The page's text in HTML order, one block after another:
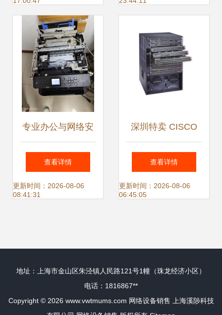
图书推介
互联网销售新潮流
专业办公与网络安
防解决方案 一站式
服务商的价值
查看详情
更新时间：2026-08-06
08:41:31
深圳特卖 CISCO
WS-C6509-NEB-A
交换机以3.6万价格
查看详情
更新时间：2026-08-06
06:45:05
地址：上海市金山区朱泾镇人民路121号1幢（珠龙经济小区）
电话：1816867**
Copyright © 2026 www.vwtmums.com 网络设备销售
上海溪陟科技